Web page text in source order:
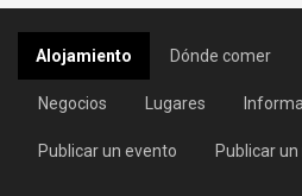
Alojamiento Dónde comer
Negocios Lugares
Publicar un evento Publicar